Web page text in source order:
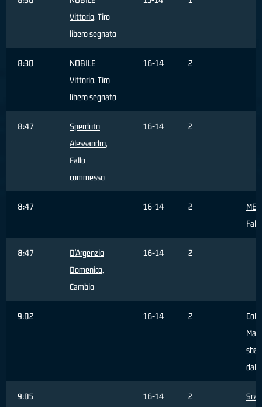
Vittorio, Tiro
libero segnato
8:30
NOBILE
Vittorio, Tiro
libero segnato
16-14 2
8:47
Sperduto
Alessandro,
Fallo
commesso
16-14 2
8:47 16-14 2
MEI
8:47
D'Argenzio
Domenico,
Cambio
16-14 2
9:02 16-14 2
9:05 16-14 2